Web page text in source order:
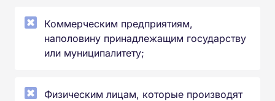
Коммерческим предприятиям,
наполовину принадлежащим государству
или муниципалитету;
Физическим лицам, которые производят